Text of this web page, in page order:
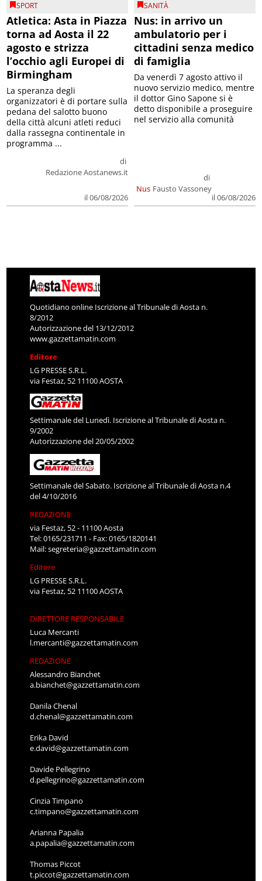
SPORT
Atletica: Asta in Piazza
torna ad Aosta il 22
agosto e strizza
l’occhio agli Europei di
Birmingham
di
Redazione Aostanews.it
il 06/08/2026
La speranza degli
organizzatori è di portare sulla
pedana del salotto buono
della città alcuni atleti reduci
dalla rassegna continentale in
programma ...
SANITÀ
Nus: in arrivo un
ambulatorio per i
cittadini senza medico
di famiglia
Nus
di
Fausto Vassoney
il 06/08/2026
Da venerdì 7 agosto attivo il
nuovo servizio medico, mentre
il dottor Gino Sapone si è
detto disponibile a proseguire
nel servizio alla comunità
Quotidiano online Iscrizione al Tribunale di Aosta n.
8/2012
Autorizzazione del 13/12/2012
www.gazzettamatin.com
Editore
LG PRESSE S.R.L.
via Festaz, 52 11100 AOSTA
Settimanale del Lunedì. Iscrizione al Tribunale di Aosta n.
9/2002
Autorizzazione del 20/05/2002
Settimanale del Sabato. Iscrizione al Tribunale di Aosta n.4
del 4/10/2016
REDAZIONE
via Festaz, 52 - 11100 Aosta
Tel: 0165/231711 - Fax: 0165/1820141
Mail:segreteria@gazzettamatin.com
Editore
LG PRESSE S.R.L.
via Festaz, 52 11100 AOSTA
DIRETTORE RESPONSABILE
Luca Mercanti
l.mercanti@gazzettamatin.com
REDAZIONE
Alessandro Bianchet
a.bianchet@gazzettamatin.com
Danila Chenal
d.chenal@gazzettamatin.com
Erika David
e.david@gazzettamatin.com
Davide Pellegrino
d.pellegrino@gazzettamatin.com
Cinzia Timpano
c.timpano@gazzettamatin.com
Arianna Papalia
a.papalia@gazzettamatin.com
Thomas Piccot
t.piccot@gazzettamatin.com